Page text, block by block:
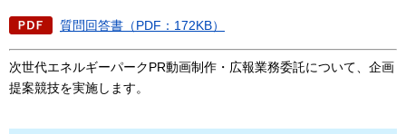
質問回答書（PDF：172KB）
次世代エネルギーパークPR動画制作・広報業務委託について、企画
提案競技を実施します。